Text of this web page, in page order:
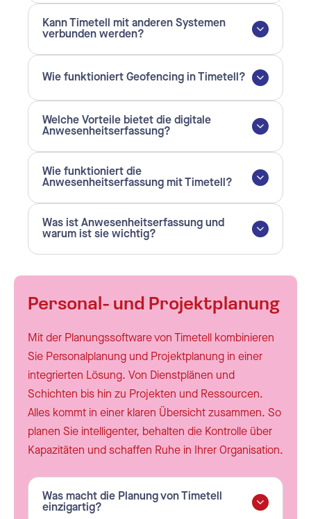
Kann Timetell mit anderen Systemen
verbunden werden?
Wie funktioniert Geofencing in Timetell?
Welche Vorteile bietet die digitale
Anwesenheitserfassung?
Wie funktioniert die
Anwesenheitserfassung mit Timetell?
Was ist Anwesenheitserfassung und
warum ist sie wichtig?
Personal- und Projektplanung
Mit der Planungssoftware von Timetell kombinieren
Sie Personalplanung und Projektplanung in einer
integrierten Lösung. Von Dienstplänen und
Schichten bis hin zu Projekten und Ressourcen.
Alles kommt in einer klaren Übersicht zusammen. So
planen Sie intelligenter, behalten die Kontrolle über
Kapazitäten und schaffen Ruhe in Ihrer Organisation.
Was macht die Planung von Timetell
einzigartig?